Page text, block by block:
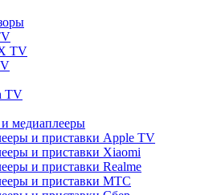
TV
TV
медиаплееры
и приставки Apple TV
и приставки Xiaomi
и приставки Realme
и приставки МТС